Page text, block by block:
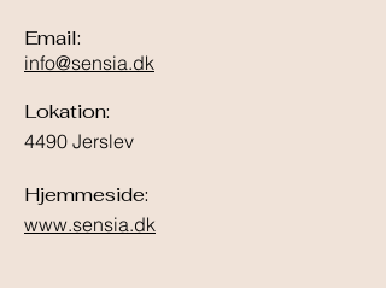
Email:
info@sensia.dk
Lokation:
4490 Jerslev
Hjemmeside:
www.sensia.dk